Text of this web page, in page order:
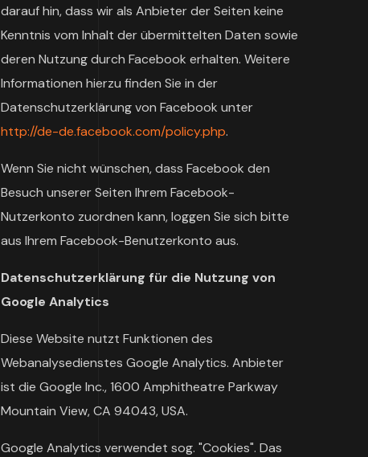
darauf hin, dass wir als Anbieter der Seiten keine
Kenntnis vom Inhalt der übermittelten Daten sowie
deren Nutzung durch Facebook erhalten. Weitere
Informationen hierzu finden Sie in der
Datenschutzerklärung von Facebook unter
http://de-de.facebook.com/policy.php.
Wenn Sie nicht wünschen, dass Facebook den
Besuch unserer Seiten Ihrem Facebook-
Nutzerkonto zuordnen kann, loggen Sie sich bitte
aus Ihrem Facebook-Benutzerkonto aus.
Datenschutzerklärung für die Nutzung von
Google Analytics
Diese Website nutzt Funktionen des
Webanalysedienstes Google Analytics. Anbieter
ist die Google Inc., 1600 Amphitheatre Parkway
Mountain View, CA 94043, USA.
Google Analytics verwendet sog. "Cookies". Das